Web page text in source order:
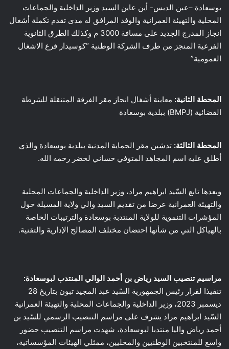
بوسعادة –عين الديس- أين عاين السيد وزير الداخلية والجماعات
المحلية والتهيئة العمرانية والوفد المرافق له مدى تقدم تكملة أشغال
انجاز المدرج الجديد على مسافة 3000 م وكذلك الطرق الثانوية
الفرعية المنجز من طرف الشركة الوطنية “كوسيدار فرع الاشغال
العمومية”
المحطة الثانية: معاينة أشغال انجاز مقر الفرقة المتنقلة للشرطة
القضائية (BMPJ) ببلدية بوسعادة
المحطة الثالثة: تدشين مقر الحماية المدنية ببلدية بوسعادة والذي
أطلق عليه اسم المجاهد المتوفي حساني لخضر رحمه الله.
وبعدها تابع السّيد ابراهيم مراد، وزير الداخلية والجماعات المحلية
والتهيئة العمرانية عرضا من تقديم السيد والي ولاية المسيلة حول
المؤشرات التنموية للولاية المنتدبة بوسعادة والترتيبات الخاصة
بالهياكل التي من شأنها احتضان مختلف المصالح الإدارية والتقنية.
مراسيم تنصيب السيد رياض بن أحمد الوالي المنتدب لبوسعادة:
تنفيذا لقرار رئيس الجمهورية السّيد عبد المجيد تبون بتاريخ 28
ديسمبر 2023، وزير الداخلية والجماعات المحلية والتهيئة العمرانية
السّيد ابراهيم مراد يشرف على مراسم التنصيب الرسمي للسّيد بن
أحمد رياض واليا منتدبا لبوسعادة، شهدت مراسم التنصيب حضور
واسع للمنتخبين الوطنيين والمحليين، ممثلي الهيئات المؤسساتية،